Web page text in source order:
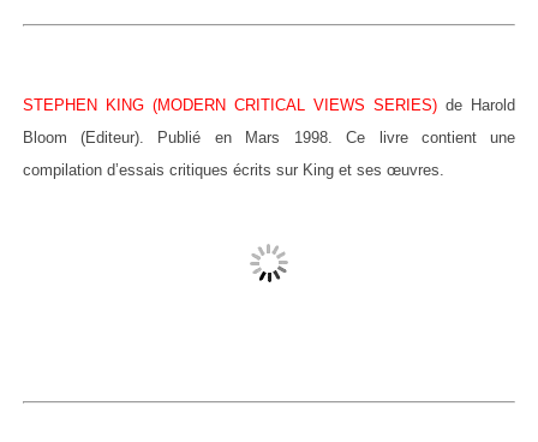
STEPHEN KING (MODERN CRITICAL VIEWS SERIES)de Harold
Bloom (Editeur). Publié en Mars 1998. Ce livre contient une
compilation d’essais critiques écrits sur King et ses œuvres.